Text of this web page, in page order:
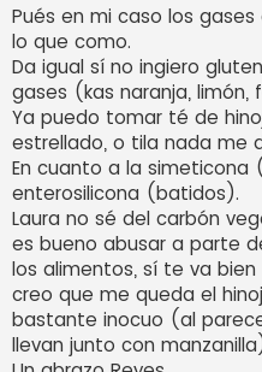
n
s
a
j
e
Pués en mi caso los
lo que como.
Da igual sí no ingiero
gases (kas naranja, limón,
Ya puedo tomar té de
estrellado, o tila nada me
En cuanto a la
enterosilicona (batidos).
Laura no sé del carbón
es bueno abusar a parte
los alimentos, sí te va
creo que me queda el
bastante inocuo (al
llevan junto con